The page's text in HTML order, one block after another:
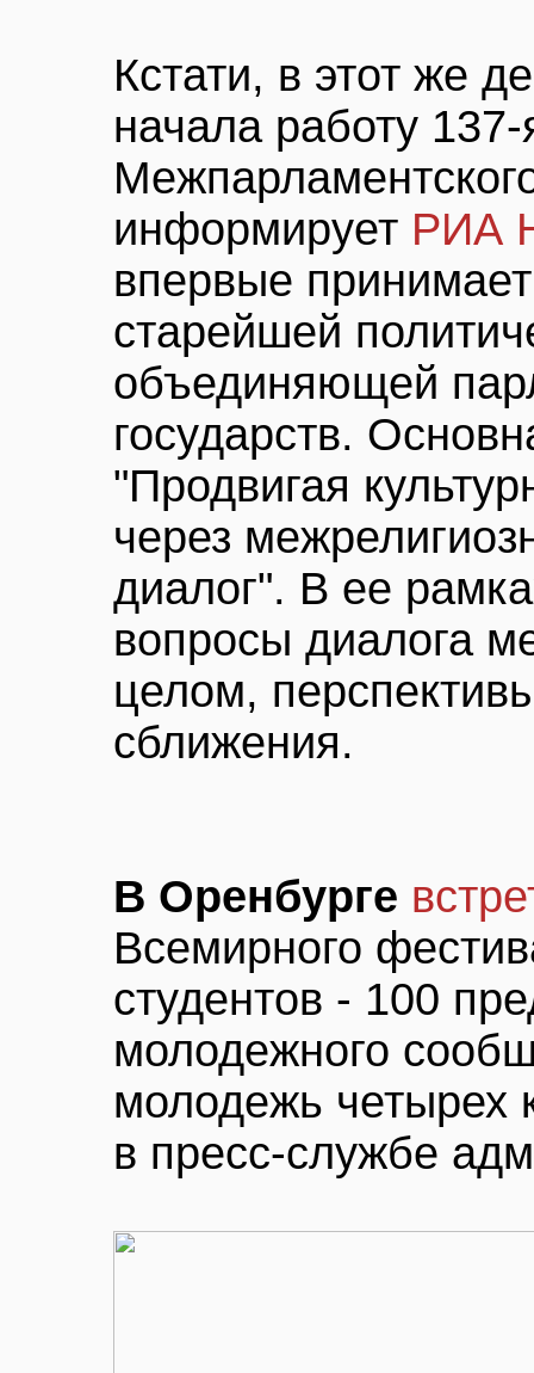
Кстати, в этот же
начала работу
информирует РИА
впервые
старейшей
объединяющей
государств.
"Продвигая
через
диалог". В ее
вопросы диалога
целом,
сближения.
В Оренбурге
Всемирного
студентов - 100
молодежного
молодежь четырех
в пресс-службе